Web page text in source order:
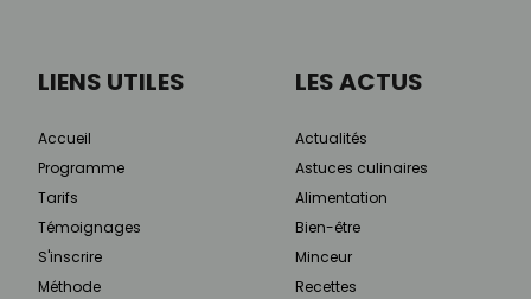
LIENS UTILES
Accueil
Programme
Tarifs
Témoignages
S'inscrire
Méthode
LES ACTUS
Actualités
Astuces culinaires
Alimentation
Bien-être
Minceur
Recettes